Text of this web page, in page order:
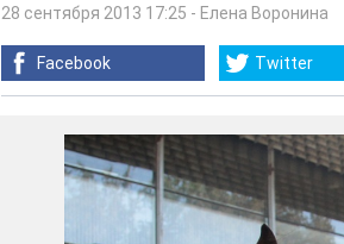
28 сентября 2013 17:25 - Елена Воронина
Facebook Twitter